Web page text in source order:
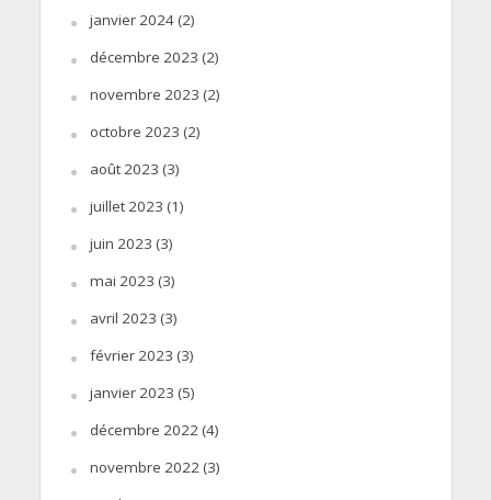
janvier 2024(2)
décembre 2023 (2)
novembre 2023 (2)
octobre 2023 (2)
août 2023 (3)
juillet 2023 (1)
juin 2023 (3)
mai 2023 (3)
avril 2023 (3)
février 2023 (3)
janvier 2023 (5)
décembre 2022 (4)
novembre 2022 (3)